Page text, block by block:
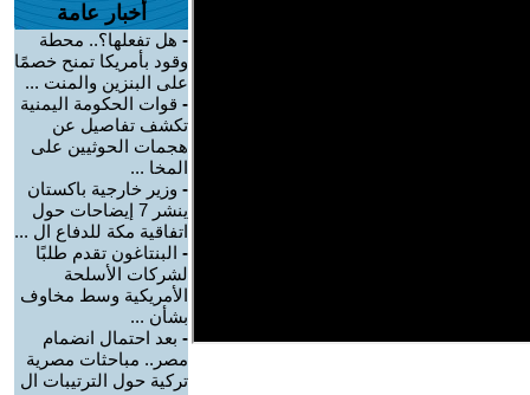
أخبار عامة
- هل تفعلها؟.. محطة
وقود بأمريكا تمنح خصمًا
على البنزين والمنت ...
- قوات الحكومة اليمنية
تكشف تفاصيل عن
هجمات الحوثيين على
المخا ...
- وزير خارجية باكستان
ينشر 7 إيضاحات حول
اتفاقية مكة للدفاع ال ...
- البنتاغون تقدم طلبًا
لشركات الأسلحة
الأمريكية وسط مخاوف
بشأن ...
- بعد احتمال انضمام
مصر.. مباحثات مصرية
تركية حول الترتيبات ال